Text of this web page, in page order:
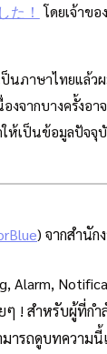
た！ โดยเจ้าข
ภาษาไทยแล้วผ
งจากบางครั้งอ
ให้เป็นข้อมูลปัจจุ
) จากสำนัก
Alarm,
ๆ ! สำหรับผู้ที่กำ
ารถดูบทความนี้